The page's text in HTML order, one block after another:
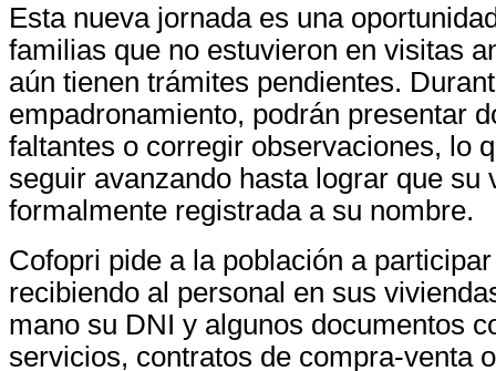
Esta nueva jornada es una
familias que no estuvieron en visitas
aún tienen trámites pendientes.
empadronamiento, podrán presentar
faltantes o corregir observaciones, lo
seguir avanzando hasta lograr que su
formalmente registrada a su nombre.
Cofopri pide a la población a
recibiendo al personal en sus
mano su DNI y algunos documentos
servicios, contratos de compra-venta